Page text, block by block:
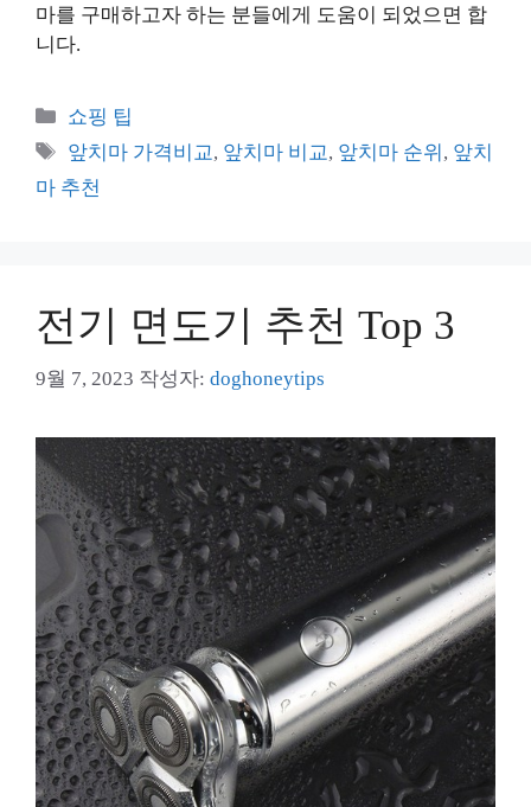
마를 구매하고자 하는 분들에게 도움이 되었으면 합
니다.
카
테
리
쇼핑 팁
태
그
앞치마 가격비교, 앞치마 비교, 앞치마 순위 , 앞치
마 추천
전기 면도기 추천 Top 3
9월 7, 2023 작성자: doghoneytips